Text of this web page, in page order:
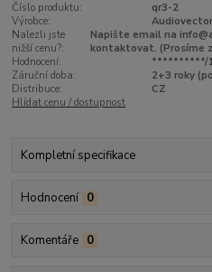
Číslo produktu:
qr3-2
Výrobce:
Audiovector
Nalezli jste
nižší cenu?:
Napište email na
kontaktovat. (Prosíme
Hodnocení:
**********/
Záruční doba:
2+3 roky
Distribuce:
CZ
Hlídat cenu / dostupnost
Kompletní specifikace
Hodnocení 0
Komentáře 0